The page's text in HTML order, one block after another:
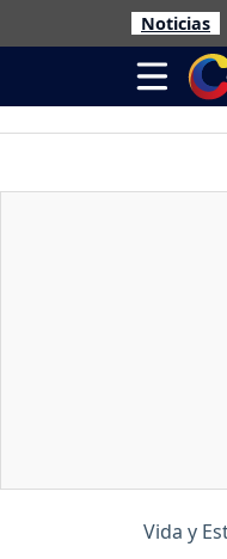
Noticias
Vida y